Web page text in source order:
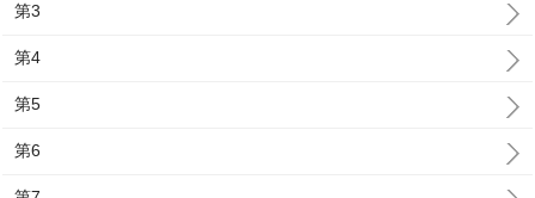
第3
第4
第5
第6